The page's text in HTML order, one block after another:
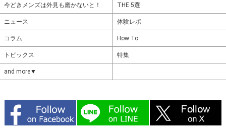
今どきメンズは外見も磨かないと！ THE 5選
ニュース 体験レポ
コラム How To
トピックス 特集
and more▼